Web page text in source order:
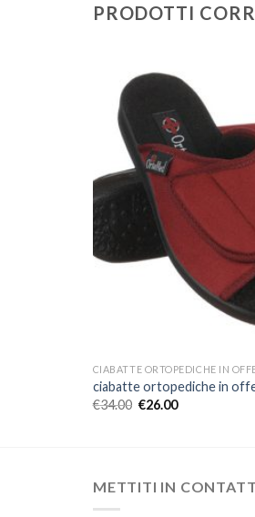
PRODOTTI
CIABATTE ORTOPEDICHE IN
ciabatte ortopediche in
€34.00 €26.00
METTITI IN